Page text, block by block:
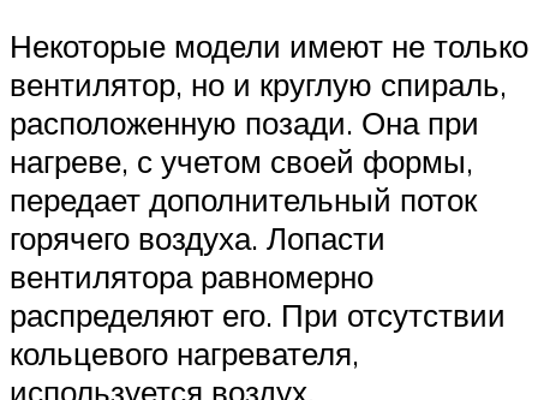
Некоторые модели имеют не только
вентилятор, но и круглую спираль,
расположенную позади. Она при
нагреве, с учетом своей формы,
передает дополнительный поток
горячего воздуха. Лопасти
вентилятора равномерно
распределяют его. При отсутствии
кольцевого нагревателя,
используется воздух,